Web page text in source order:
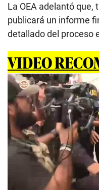
La OEA adelantó que,
publicará un informe
detallado del proceso
VIDEO
00:00/ 04:17